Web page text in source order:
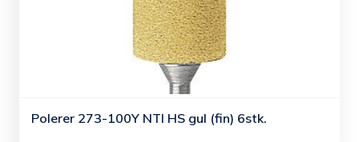
Polerer 273-100Y NTI HS gul (fin) 6stk.